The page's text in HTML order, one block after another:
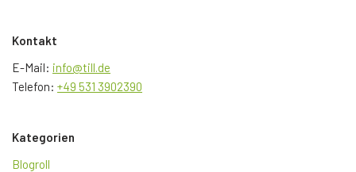
Kontakt
E-Mail: info@till.de
Telefon: +49 531 3902390
Kategorien
Blogroll